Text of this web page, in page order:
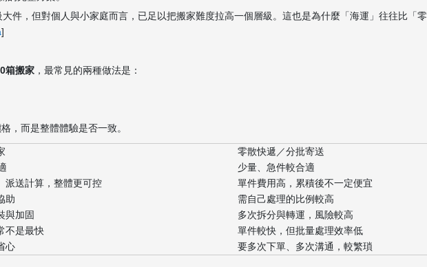
件，但對個人與小家庭而言，已足以把搬家難度拉高一個層級。這也是為什麼「海運」往往比「
]
箱搬家 ，最常見的兩種做法是：
，而是整體體驗是否一致。
零散快遞／分批寄送
少量、急件較合適
派送計算，整體更可控
單件費用高，累積後不一定便宜
助
需自己處理的比例較高
與加固
多次拆分與轉運，風險較高
不是最快
單件較快，但批量處理效率低
心 要多次下單、多次溝通，較繁瑣